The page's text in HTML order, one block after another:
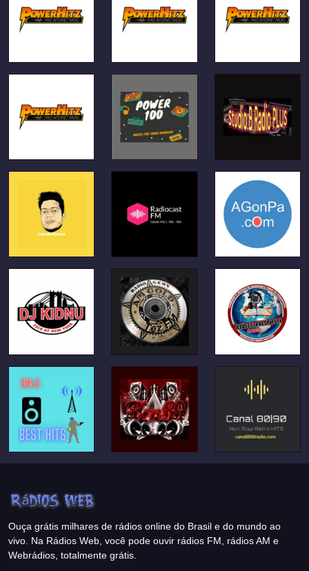
Ouça grátis milhares de rádios online do Brasil e do mundo ao
vivo. Na Rádios Web, você pode ouvir rádios FM, rádios AM e
Webrádios, totalmente grátis.